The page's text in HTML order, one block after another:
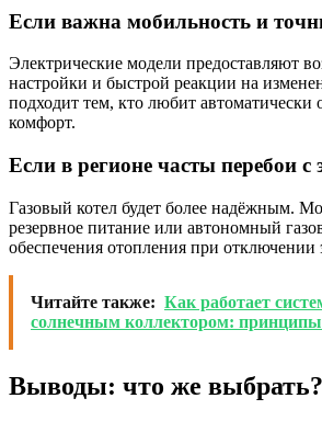
Если важна мобильность и
Электрические модели предоставляют
настройки и быстрой реакции на
подходит тем, кто любит автоматически
комфорт.
Если в регионе часты перебои с
Газовый котел будет более надёжным.
резервное питание или автономный
обеспечения отопления при отключении
Читайте также: Как работает
солнечным коллектором:
Выводы: что же выбрать?